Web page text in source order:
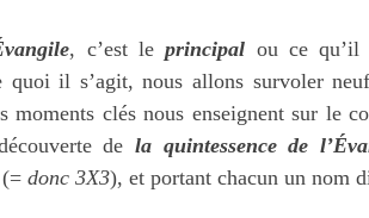
, c’est le principal ou ce
quoi il s’agit, nous allons survoler
moments clés nous enseignent sur le
de la quintessence de
donc 3X3), et portant chacun un nom